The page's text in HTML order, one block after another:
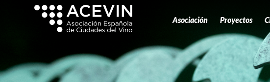
Asociación Proyectos